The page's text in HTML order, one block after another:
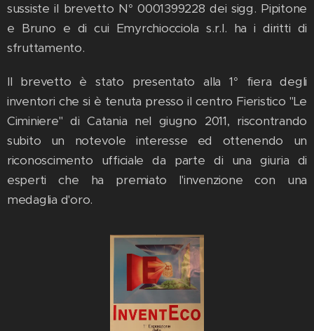
sussiste il brevetto N° 0001399228 dei sigg. Pipitone
e Bruno e di cui Emyrchiocciola s.r.l. ha i diritti di
sfruttamento.
Il brevetto è stato presentato alla 1° fiera degli
inventori che si è tenuta presso il centro Fieristico "Le
Ciminiere" di Catania nel giugno 2011, riscontrando
subito un notevole interesse ed ottenendo un
riconoscimento ufficiale da parte di una giuria di
esperti che ha premiato l'invenzione con una
medaglia d'oro.